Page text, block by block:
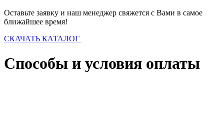
Оставьте заявку и наш менеджер свяжется с Вами в самое
ближайшее время!
СКАЧАТЬ КАТАЛОГ
Способы и условия оплаты